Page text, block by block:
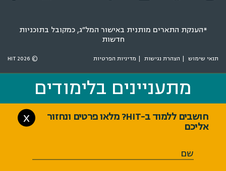
*הענקת התארים מותנית באישור המל״ג, כמקובל בתוכניות
חדשות
תנאי שימוש הצהרת נגישות מדיניות הפרטיות © 2026 HIT
מתעניינים בלימודים
חושבים ללמוד ב-HIT? מלאו פרטים ונחזור
אליכם
X
שם
מתעניינים בלימודים